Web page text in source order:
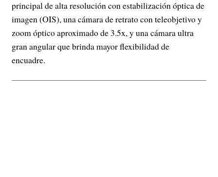
principal de alta resolución con estabilización óptica de
imagen (OIS), una cámara de retrato con teleobjetivo y
zoom óptico aproximado de 3.5x, y una cámara ultra
gran angular que brinda mayor flexibilidad de
encuadre.